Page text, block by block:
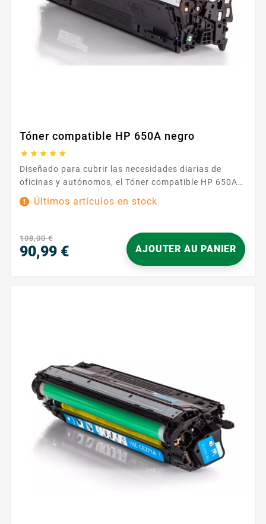
Tóner compatible HP 650A negro
    
Diseñado para cubrir las necesidades diarias de
oficinas y autónomos, el Tóner compatible HP 650A
negro ofrece una solución fiable para obtener
documentos nítidos y profesionales. Su formulación
adecuados para informes, presupuestos,
presentaciones y correspondencia. Se instala sin
esfuerzo en impresoras que aceptan la referencia...
Últimos artículos en stock
108,00 €
90,99 € AJOUTER AU PANIER